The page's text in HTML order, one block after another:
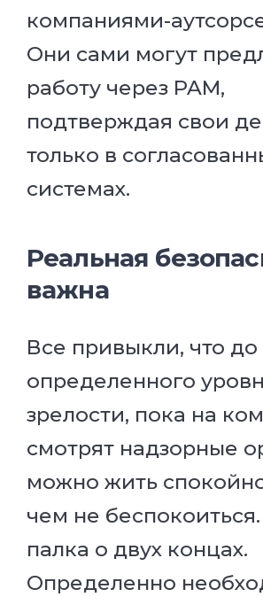
компаниями-
Они сами могут
работу через PAM,
подтверждая свои
только в
системах.
Реальная
важна
Все привыкли, что до
определенного
зрелости, пока на
смотрят надзорные
можно жить
чем не
палка о двух концах.
Определенно